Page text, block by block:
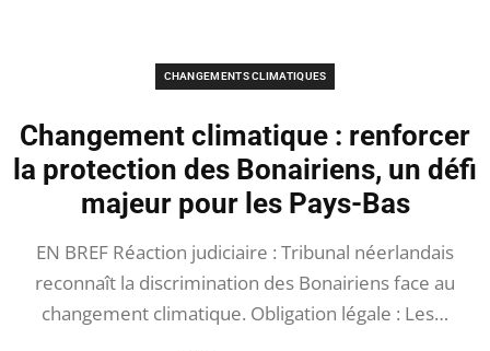
CHANGEMENTS CLIMATIQUES
Changement climatique : renforcer
la protection des Bonairiens, un défi
majeur pour les Pays-Bas
EN BREF Réaction judiciaire : Tribunal néerlandais
reconnaît la discrimination des Bonairiens face au
changement climatique. Obligation légale : Les…